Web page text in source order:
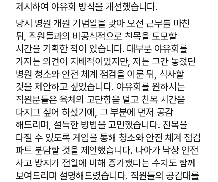
제시하여 야유회 방식을 개선했습니다.
당시 병원 개원 기념일을 맞아 오전 근무를 마친
뒤, 직원들과의 비공식적으로 친목을 도모할
시간을 기획한 적이 있습니다. 대부분 야유회를
가자는 의견이 지배적이었지만, 저는 그간 놓쳤던
병원 청소와 안전 체계 점검을 이룬 뒤, 식사할
것을 제안하고 싶었습니다. 야유회를 원하시는
직원분들은 육체의 고단함을 덜고 친목 시간을
다지고 싶어 하셨기에, 그 부분에 먼저 공감
해드리며, 설득한 방법을 고민했습니다. 친목을
다질 수 있도록 게임을 통해 청소와 안전 체계 점검
파트 분담할 것을 제안했습니다. 나아가 낙상 안전
사고 방지가 전월에 비해 증가했다는 수치도 함께
보여드리며 설명해드렸습니다. 직원들의 공감대를